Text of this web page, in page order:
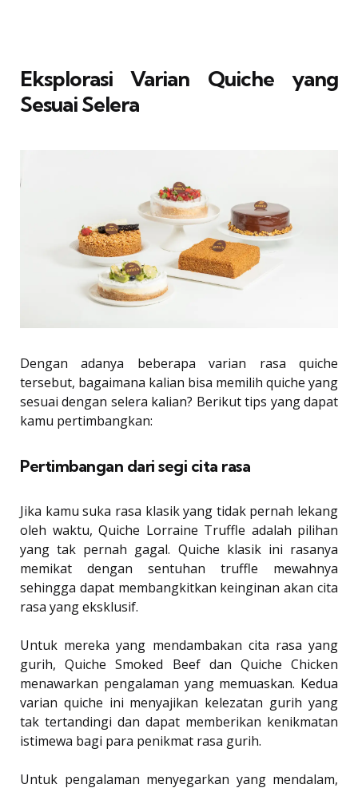
Eksplorasi Varian Quiche yang
Sesuai Selera
Dengan adanya beberapa varian rasa quiche
tersebut, bagaimana kalian bisa memilih quiche yang
sesuai dengan selera kalian? Berikut tips yang dapat
kamu pertimbangkan:
Pertimbangan dari segi cita rasa
Jika kamu suka rasa klasik yang tidak pernah lekang
oleh waktu, Quiche Lorraine Truffle adalah pilihan
yang tak pernah gagal. Quiche klasik ini rasanya
memikat dengan sentuhan truffle mewahnya
sehingga dapat membangkitkan keinginan akan cita
rasa yang eksklusif.
Untuk mereka yang mendambakan cita rasa yang
gurih, Quiche Smoked Beef dan Quiche Chicken
menawarkan pengalaman yang memuaskan. Kedua
varian quiche ini menyajikan kelezatan gurih yang
tak tertandingi dan dapat memberikan kenikmatan
istimewa bagi para penikmat rasa gurih.
Untuk pengalaman menyegarkan yang mendalam,